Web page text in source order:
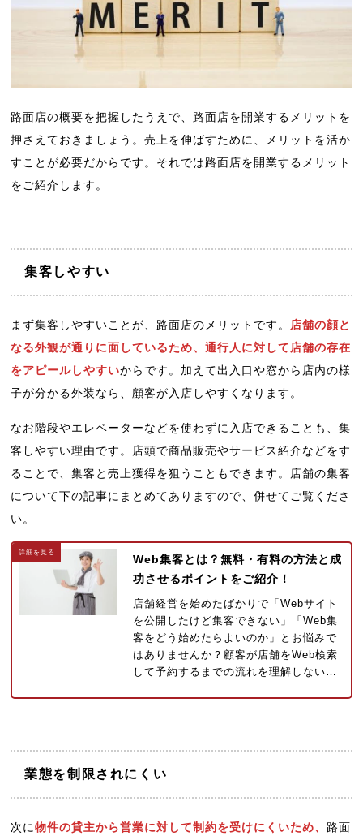
路面店の概要を把握したうえで、路面店を開業するメリットを
押さえておきましょう。売上を伸ばすために、メリットを活か
すことが必要だからです。それでは路面店を開業するメリット
をご紹介します。
集客しやすい
まず集客しやすいことが、路面店のメリットです。 店舗の顔と
なる外観が通りに面しているため、通行人に対して店舗の存在
をアピールしやすいからです。加えて出入口や窓から店内の様
子が分かる外装なら、顧客が入店しやすくなります。
なお階段やエレベーターなどを使わずに入店できることも、集
客しやすい理由です。店頭で商品販売やサービス紹介などをす
ることで、集客と売上獲得を狙うこともできます。店舗の集客
について下の記事にまとめてありますので、併せてご覧くださ
い。
Web集客とは？無料・有料の方法と成
功させるポイントをご紹介！
店舗経営を始めたばかりで「Webサイト
を公開したけど集客できない」「Web集
客をどう始めたらよいのか」とお悩みで
はありませんか？顧客が店舗をWeb検索
して予約するまでの流れを理解しない…
業態を制限されにくい
次に物件の貸主から営業に対して制約を受けにくいため、 路面